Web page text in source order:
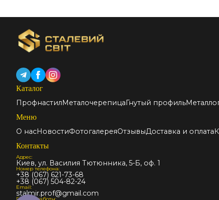
Каталог
ПрофнастилМеталочерепицаГнутый профиль
Меню
О насНовостиФотогалереяОтзывыДоставка и оплата
Контакты
Адрес:
Киев, ул. Василия Тютюнника, 5-Б, оф. 1
Номер телефона:
+38 (067) 621-73-68
+38 (067) 504-82-24
Email:
stalmir.prof@gmail.com